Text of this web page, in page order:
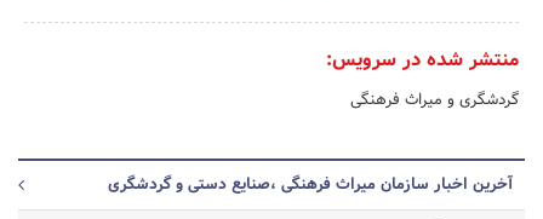
منتشر شده در سرویس:
گردشگری و میراث فرهنگی
آخرین اخبار سازمان میراث فرهنگی ،صنایع دستی و گردشگری